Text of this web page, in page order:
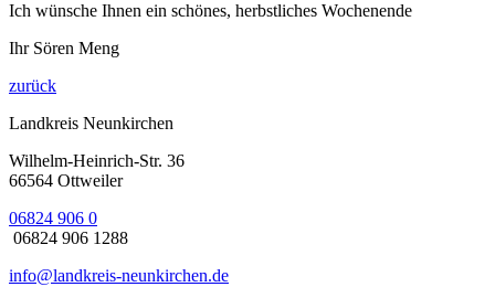
Ich wünsche Ihnen ein schönes, herbstliches Wochenende
Ihr Sören Meng
zurück
Landkreis Neunkirchen
Wilhelm-Heinrich-Str. 36
66564 Ottweiler
06824 906 0
06824 906 1288
info@landkreis-neunkirchen.de